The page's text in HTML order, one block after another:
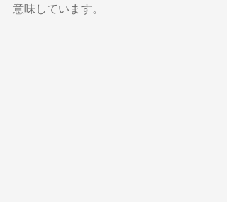
意味しています。